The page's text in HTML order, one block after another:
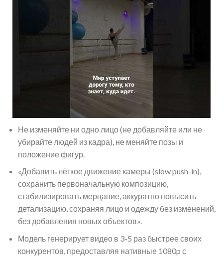
Не изменяйте ни одно лицо (не добавляйте или не
убирайте людей из кадра), не меняйте позы и
положение фигур.
«Добавить лёгкое движение камеры (slow push-in),
сохранить первоначальную композицию,
стабилизировать мерцание, аккуратно повысить
детализацию, сохраняя лицо и одежду без изменений,
без добавления новых объектов».
Модель генерирует видео в 3-5 раз быстрее своих
конкурентов, предоставляя нативные 1080p с